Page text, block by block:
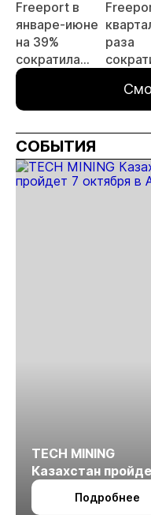
Freeport в
январе-июне
на 39%
сократила
производство
раза
золота
СОБЫТИЯ
TECH MINING
Казахстан
октября в Алматы
Подробнее